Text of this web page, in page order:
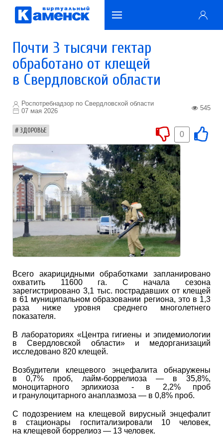
Почти 3 тысячи гектар
обработано от клещей
в Свердловской области
Роспотребнадзор по Свердловской области
07 мая 2026
545
ЗДОРОВЬЕ 0
Всего акарицидными обработками запланировано
охватить 11600 га. С начала сезона
зарегистрировано 3,1 тыс. пострадавших от клещей
в 61 муниципальном образовании региона, это в 1,3
раза ниже уровня среднего многолетнего
показателя.
В лабораториях «Центра гигиены и эпидемиологии
в Свердловской области» и медорганизаций
исследовано 820 клещей.
Возбудители клещевого энцефалита обнаружены
в 0,7% проб, лайм-боррелиоза — в 35,8%,
моноцитарного эрлихиоза - в 2,2% проб
и гранулоцитарного анаплазмоза — в 0,8% проб.
С подозрением на клещевой вирусный энцефалит
в стационары госпитализировали 10 человек,
на клещевой боррелиоз — 13 человек.